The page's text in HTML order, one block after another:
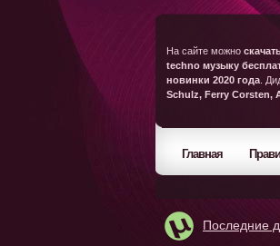
На сайте можно
techno музыку
новинки 2020 года .
Schulz, Ferry Corsten,
Главная
Последние